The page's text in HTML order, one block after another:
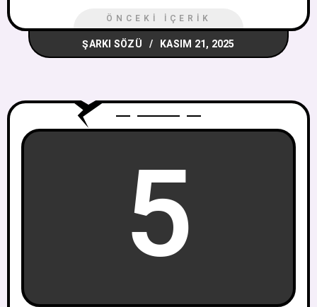
ÖNCEKI İÇERIK
ŞARKI SÖZÜ KASIM 21, 2025
5